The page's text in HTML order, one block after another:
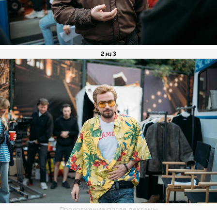
2 из 3